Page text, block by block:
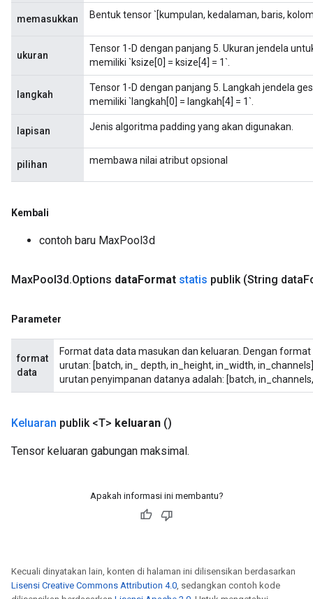
memasukkan Bentuk tensor `[kumpulan, kedalaman, baris,
ukuran
Tensor 1-D dengan panjang 5. Ukuran jendela
memiliki `ksize[0] = ksize[4] = 1`.
langkah
Tensor 1-D dengan panjang 5. Langkah jendela
memiliki `langkah[0] = langkah[4] = 1`.
lapisan Jenis algoritma padding yang akan digunakan.
pilihan membawa nilai atribut opsional
Kembali
contoh baru MaxPool3d
MaxPool3d.Options dataFormat statis publik (String data
Parameter
format
data
Format data data masukan dan keluaran. Dengan
urutan: [batch, in_ depth, in_height, in_width,
urutan penyimpanan datanya adalah: [batch,
Keluaran publik <T> keluaran ()
Tensor keluaran gabungan maksimal.
Apakah informasi ini membantu?
Kecuali dinyatakan lain, konten di halaman ini dilisensikan berdasarkan
Lisensi Creative Commons Attribution 4.0, sedangkan contoh kode